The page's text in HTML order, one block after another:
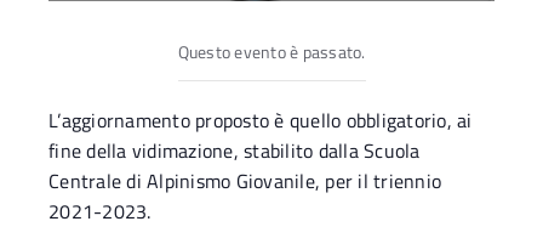
Questo evento è passato.
L’aggiornamento proposto è quello obbligatorio, ai
fine della vidimazione, stabilito dalla Scuola
Centrale di Alpinismo Giovanile, per il triennio
2021-2023.